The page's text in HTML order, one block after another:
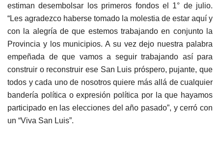
estiman desembolsar los primeros fondos el 1° de julio.
“Les agradezco haberse tomado la molestia de estar aquí y
con la alegría de que estemos trabajando en conjunto la
Provincia y los municipios. A su vez dejo nuestra palabra
empeñada de que vamos a seguir trabajando así para
construir o reconstruir ese San Luis próspero, pujante, que
todos y cada uno de nosotros quiere más allá de cualquier
bandería política o expresión política por la que hayamos
participado en las elecciones del año pasado”, y cerró con
un “Viva San Luis”.